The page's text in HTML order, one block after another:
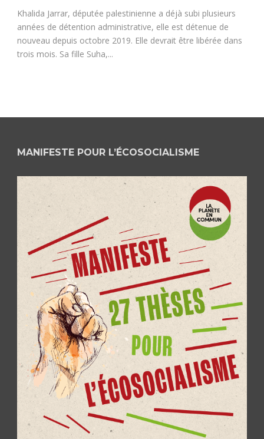
Khalida Jarrar, députée palestinienne a déjà subi plusieurs
années de détention administrative, elle est détenue de
nouveau depuis octobre 2019. Elle devrait être libérée dans
trois mois. Sa fille Suha,...
MANIFESTE POUR L’ÉCOSOCIALISME